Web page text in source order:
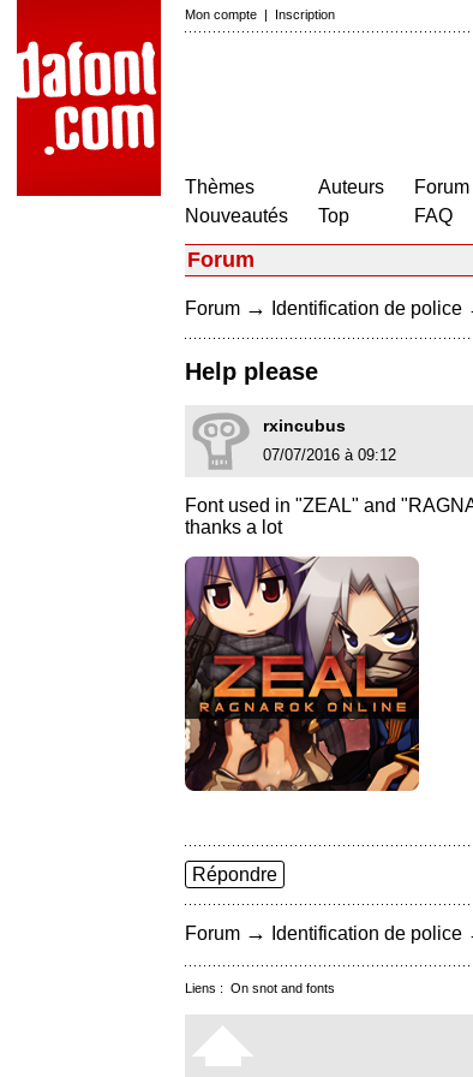
Mon compte | Inscription
Thèmes
Nouveautés
Auteurs
Top
Forum
FAQ
Forum
Forum → Identification de police
Help please
rxincubus
07/07/2016 à 09:12
Font used in "ZEAL" and
thanks a lot
Répondre
Forum → Identification de police
Liens : On snot and fonts